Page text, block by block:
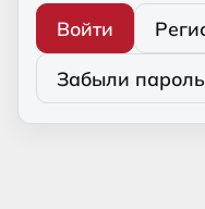
Войти
Забыли